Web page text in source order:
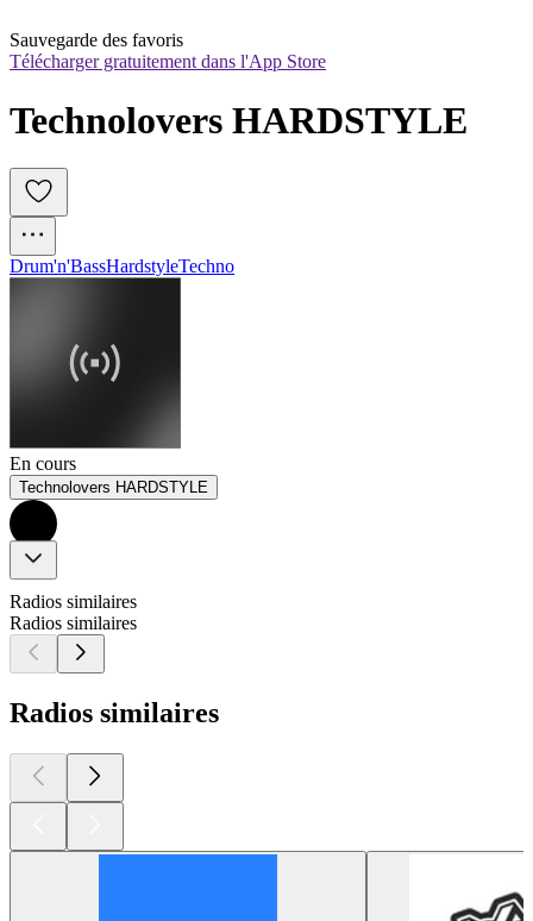
Sauvegarde des favoris
Télécharger gratuitement dans l'App Store
Technolovers HARDSTYLE
Drum'n'BassHardstyleTechno
En cours
Technolovers HARDSTYLE
Radios similaires
Radios similaires
Radios similaires